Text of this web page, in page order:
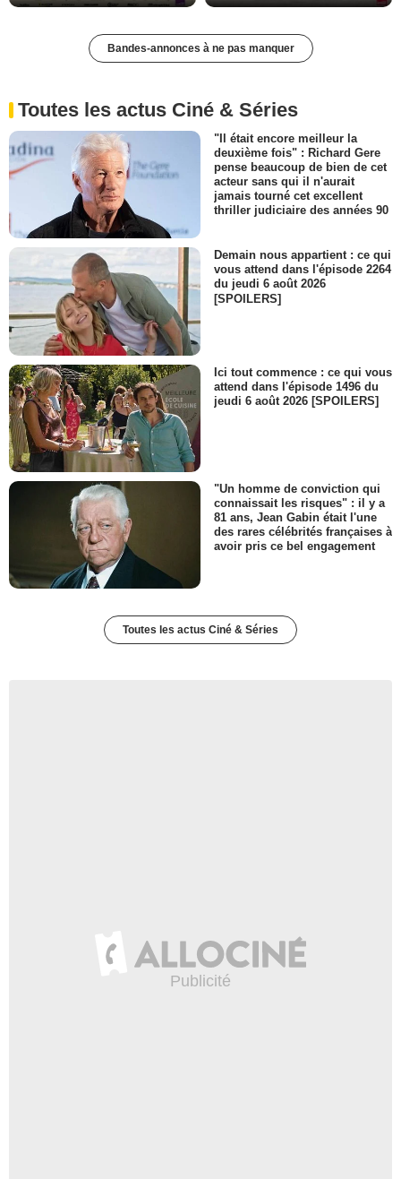
Bandes-annonces à ne pas manquer
Toutes les actus Ciné & Séries
"Il était encore meilleur la
deuxième fois" : Richard Gere
pense beaucoup de bien de cet
acteur sans qui il n'aurait
jamais tourné cet excellent
thriller judiciaire des années 90
Demain nous appartient : ce qui
vous attend dans l'épisode 2264
du jeudi 6 août 2026
[SPOILERS]
Ici tout commence : ce qui vous
attend dans l'épisode 1496 du
jeudi 6 août 2026 [SPOILERS]
"Un homme de conviction qui
connaissait les risques" : il y a
81 ans, Jean Gabin était l'une
des rares célébrités françaises à
avoir pris ce bel engagement
Toutes les actus Ciné & Séries